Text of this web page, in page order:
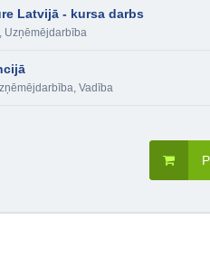
Latvijā - kursa darbs
, Uzņēmējdarbība
, Vadība